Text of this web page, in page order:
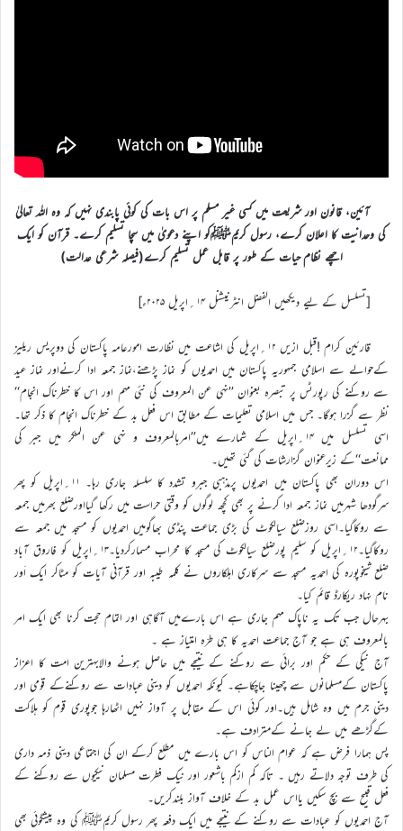
آئین، قانون اور شریعت میں کسی غیر مسلم پر اس بات کی کوئی پابندی نہیں کہ وہ اللہ تعالیٰ
کی وحدانیت کا اعلان کرے، رسول کریمﷺکو اپنے دعویٰ میں سچا تسلیم کرے۔ قرآن کو ایک
اچھے نظام حیات کے طور پر قابل عمل تسلیم کرے(فیصلہ شرعی عدالت)
[تسلسل کے لیے دیکھیں الفضل انٹرنیشنل ۱۴؍اپریل ۲۰۲۵ء]
قارئین کرام !قبل ازیں ۱۲؍اپریل کی اشاعت میں نظارت امورعامہ پاکستان کی دوپریس ریلیز
کےحوالے سے اسلامی جمہوریہ پاکستان میں احمدیوں کو نماز پڑھنے،نماز جمعہ ادا کرنےاور نماز عید
سے روکنے کی رپورٹس پر تبصرہ بعنوان ’’نہی عن المعروف کی نئی مہم اور اس کا خطرناک انجام‘‘
نظر سے گزرا ہوگا۔ جس میں اسلامی تعلیمات کے مطابق اس فعل بد کے خطرناک انجام کا ذکر تھا۔
اسی تسلسل میں ۱۴؍اپریل کے شمارے میں’’امربالمعروف و نہی عن المنکر میں جبر کی
ممانعت‘‘کے زیرعنوان گزارشات کی گئی تھیں۔
اس دوران بھی پاکستان میں احمدیوں پرمذہبی جبرو تشدد کا سلسلہ جاری رہا۔ ۱۱؍اپریل کو پھر
سرگودھا شہرمیں نماز جمعہ ادا کرنے پر بھی کچھ لوگوں کو وقتی حراست میں رکھا گیااورضلع بھرمیں جمعہ
سے روکاگیا۔اسی روزضلع سیالکوٹ کی بڑی جماعت پنڈی بھاگومیں احمدیوں کو مسجد میں جمعہ سے
روکاگیا۔۱۲؍اپریل کو سلیم پورضلع سیالکوٹ کی مسجد کا محراب مسمارکردیا۔۱۳؍اپریل کو فاروق آباد
ضلع شیخوپورہ کی احمدیہ مسجد سے سرکاری اہلکاروں نے کلمہ طیبہ اور قرآنی آیات کو مٹاکر ایک اَور
نام نہاد ریکارڈ قائم کیا۔
بہرحال جب تک یہ ناپاک مہم جاری ہے اس بارےمیں آگاہی اور اتمام حجت کرنا بھی ایک امر
بالمعروف ہی ہے جو آج جماعت احمدیہ کا ہی طرّہ امتیاز ہے ۔
آج نیکی کے حکم اور برائی سے روکنے کے نتیجے میں حاصل ہونے والابہترین امت کا اعزاز
پاکستان کےمسلمانوں سے چھینا جاچکاہے۔ کیونکہ احمدیوں کو دینی عبادات سے روکنےکے قومی اور
دینی جرم میں وہ شامل ہیں۔اور کوئی اس کے مقابل پر آواز نہیں اٹھارہا جوپوری قوم کو ہلاکت
کےگڑھے میں لے جانے کےمترادف ہے۔
پس ہمارا فرض ہے کہ عوام الناس کو اس بارے میں مطلع کرکے ان کی اجتماعی دینی ذمہ داری
کی طرف توجہ دلاتے رہیں ۔ تاکہ کم ازکم باشعور اور نیک فطرت مسلمان نیکیوں سے روکنے کے
فعل قبیح سے بچ سکیں یااس عمل بد کے خلاف آواز بلندکریں۔
آج احمدیوں کو عبادات سے روکنے کے نتیجے میں ایک دفعہ پھر رسول کریمﷺ کی وہ پیشگوئی بھی